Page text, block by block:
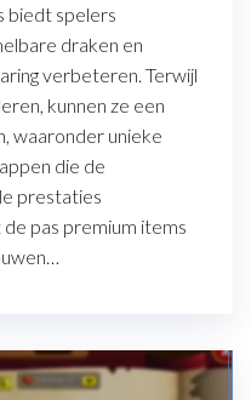
biedt spelers
draken en
verbeteren. Terwijl
kunnen ze een
waaronder unieke
die de
prestaties
pas premium items